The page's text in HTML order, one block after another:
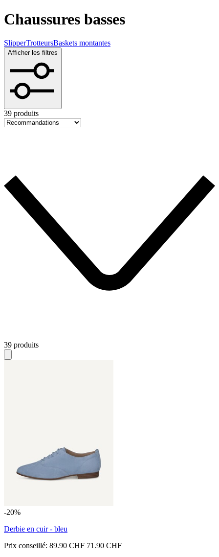
Chaussures basses
SlipperTrotteursBaskets montantes
Afficher les filtres
39 produits
39 produits
-20%
Derbie en cuir - bleu
Prix conseillé: 89.90 CHF 71.90 CHF